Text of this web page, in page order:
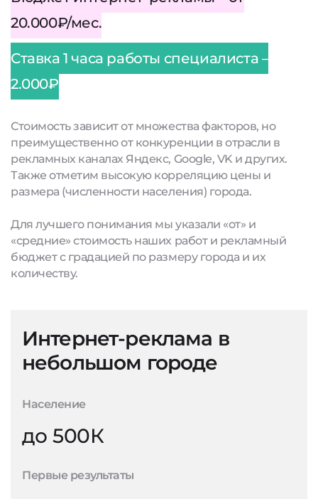
20.000₽/мес.
Ставка 1 часа работы специалиста –
2.000₽
Стоимость зависит от множества факторов, но
преимущественно от конкуренции в отрасли в
рекламных каналах Яндекс, Google, VK и других.
Также отметим высокую корреляцию цены и
размера (численности населения) города.
Для лучшего понимания мы указали «от» и
«средние» стоимость наших работ и рекламный
бюджет с градацией по размеру города и их
количеству.
Интернет-реклама в
небольшом городе
Население
до 500К
Первые результаты